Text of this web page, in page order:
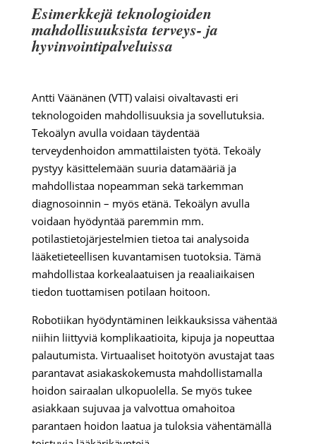
Esimerkkejä teknologioiden
mahdollisuuksista terveys- ja
hyvinvointipalveluissa
Antti Väänänen (VTT) valaisi oivaltavasti eri
teknologoiden mahdollisuuksia ja sovellutuksia.
Tekoälyn avulla voidaan täydentää
terveydenhoidon ammattilaisten työtä. Tekoäly
pystyy käsittelemään suuria datamääriä ja
mahdollistaa nopeamman sekä tarkemman
diagnosoinnin – myös etänä. Tekoälyn avulla
voidaan hyödyntää paremmin mm.
potilastietojärjestelmien tietoa tai analysoida
lääketieteellisen kuvantamisen tuotoksia. Tämä
mahdollistaa korkealaatuisen ja reaaliaikaisen
tiedon tuottamisen potilaan hoitoon.
Robotiikan hyödyntäminen leikkauksissa vähentää
niihin liittyviä komplikaatioita, kipuja ja nopeuttaa
palautumista. Virtuaaliset hoitotyön avustajat taas
parantavat asiakaskokemusta mahdollistamalla
hoidon sairaalan ulkopuolella. Se myös tukee
asiakkaan sujuvaa ja valvottua omahoitoa
parantaen hoidon laatua ja tuloksia vähentämällä